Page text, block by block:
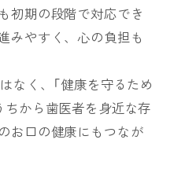
初期の段階で対応でき
みやすく、心の負担も
なく、「健康を守るため
ちから歯医者を身近な存
お口の健康にもつなが